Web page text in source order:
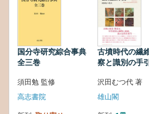
国分寺研究綜合事典
全三巻
須田勉 監修
高志書院
古墳時代の繊
察と識別の手
沢田むつ代 著
雄山閣